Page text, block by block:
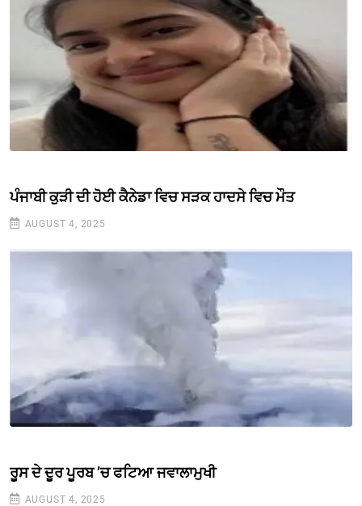
ਪੰਜਾਬੀ ਕੁੜੀ ਦੀ ਹੋਈ ਕੈਨੇਡਾ ਵਿਚ ਸੜਕ ਹਾਦਸੇ ਵਿਚ ਮੌਤ
AUGUST 4, 2025
ਰੂਸ ਦੇ ਦੂਰ ਪੂਰਬ ’ਚ ਫਟਿਆ ਜਵਾਲਾਮੁਖੀ
AUGUST 4, 2025